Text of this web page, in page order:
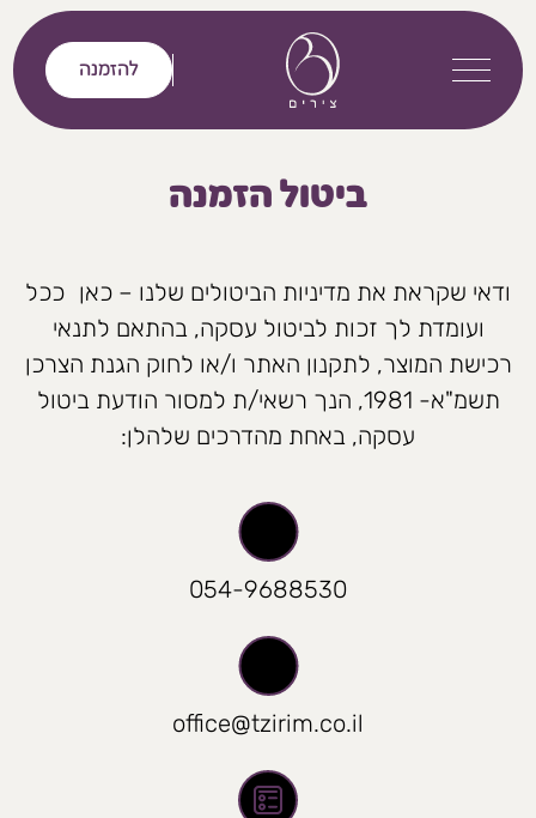
לדלג לתוכן
להזמנה
ביטול הזמנה
ודאי שקראת את מדיניות הביטולים שלנו – כאן ככל
ועומדת לך זכות לביטול עסקה, בהתאם לתנאי
רכישת המוצר, לתקנון האתר ו/או לחוק הגנת הצרכן
תשמ"א- 1981, הנך רשאי/ת למסור הודעת ביטול
עסקה, באחת מהדרכים שלהלן:
054-9688530
office@tzirim.co.il